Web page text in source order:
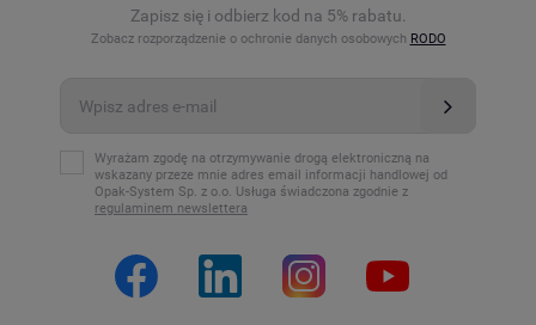
Zapisz się i odbierz kod na 5% rabatu.
Zobacz rozporządzenie o ochronie danych osobowych RODO
Wyrażam zgodę na otrzymywanie drogą elektroniczną na
wskazany przeze mnie adres email informacji handlowej od
Opak-System Sp. z o.o. Usługa świadczona zgodnie z
regulaminem newslettera